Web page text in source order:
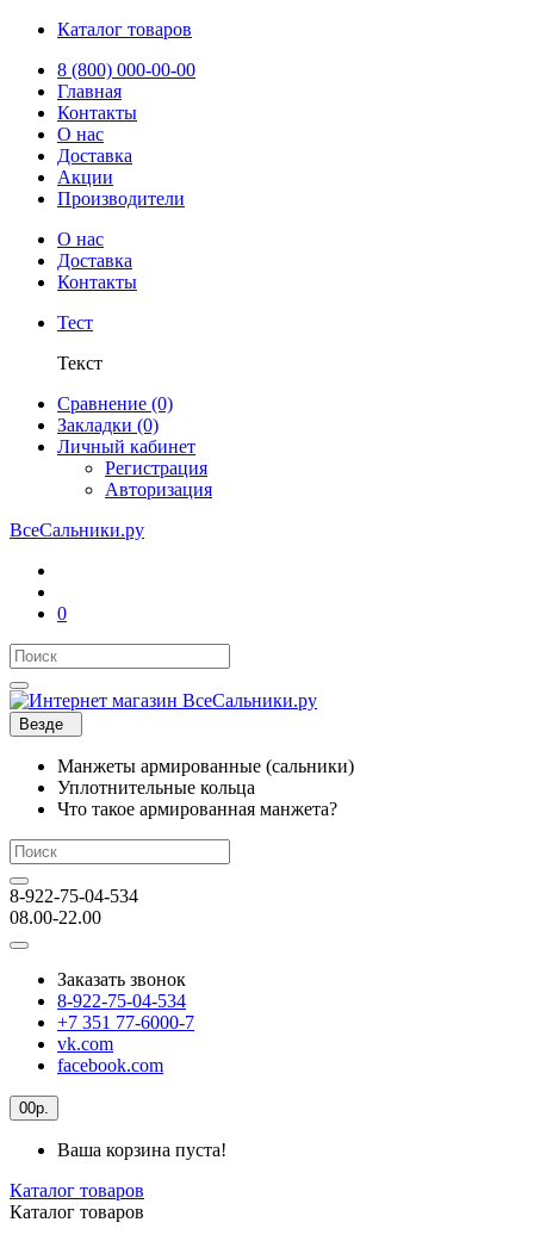
Каталог товаров
8 (800) 000-00-00
Главная
Контакты
О нас
Доставка
Акции
Производители
О нас
Доставка
Контакты
Тест
Текст
Сравнение (0)
Закладки (0)
Личный кабинет
Регистрация
Авторизация
ВсеСальники.ру
0
Везде
Манжеты армированные (сальники)
Уплотнительные кольца
Что такое армированная манжета?
8-922-75-04-534
08.00-22.00
Заказать звонок
8-922-75-04-534
+7 351 77-6000-7
vk.com
facebook.com
00р.
Ваша корзина пуста!
Каталог товаров
Каталог товаров